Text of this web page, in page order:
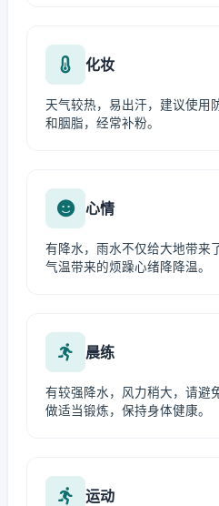
化妆
天气较热，易出汗，建议使用
和胭脂，经常补粉。
心情
有降水，雨水不仅给大地带来
气温带来的烦躁心绪降降温。
晨练
有较强降水，风力稍大，请避
做适当锻炼，保持身体健康。
运动